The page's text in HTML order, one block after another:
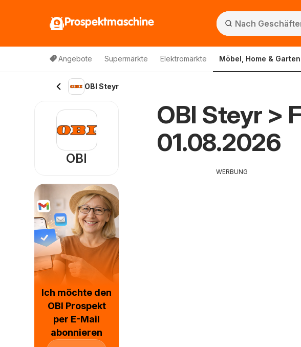
Prospektmaschine
Angebote Supermärkte Elektromärkte Möbel, Home & Garten
OBI Steyr
OBI Steyr >
01.08.2026
WERBUNG
OBI
Ich möchte den
OBI Prospekt
per E-Mail
abonnieren